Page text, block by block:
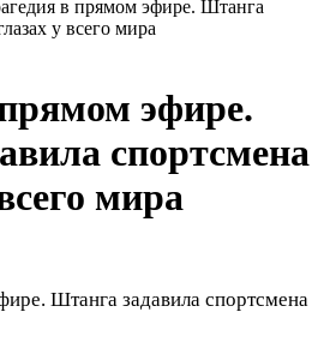
в прямом эфире. Штанга
у всего мира
эфире.
спортсмена
мира